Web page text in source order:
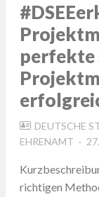
perfekte
DEUTSCHE
EHRENAMT
richtigen